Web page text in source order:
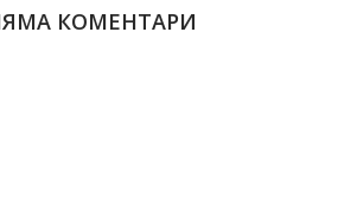
КОМЕНТАРИ